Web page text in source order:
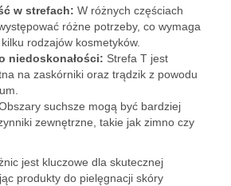
w strefach: W różnych częściach
różne potrzeby, co wymaga
rodzajów kosmetyków.
niedoskonałości: Strefa T jest
na zaskórniki oraz trądzik z powodu
suchsze mogą być bardziej
zewnętrzne, takie jak zimno czy
jest kluczowe dla skutecznej
produkty do pielęgnacji skóry